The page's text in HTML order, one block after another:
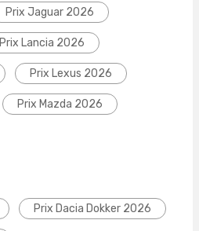
Prix Jaguar 2026
Prix Lancia 2026
Prix Lexus 2026
Prix Mazda 2026
Prix Dacia Dokker 2026